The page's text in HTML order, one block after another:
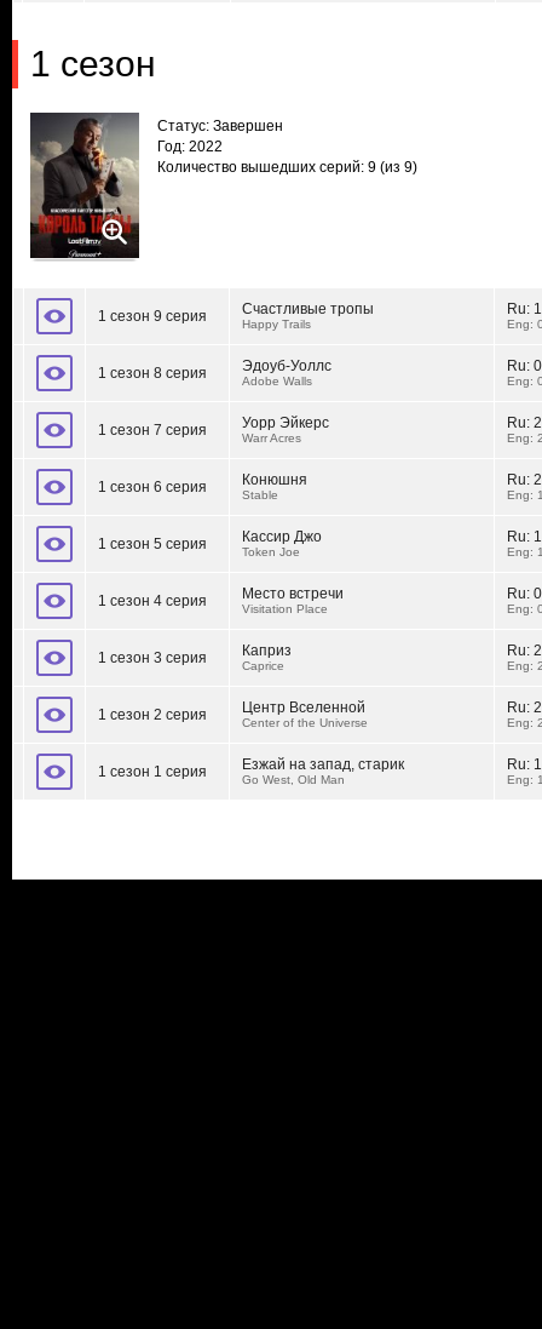
1 сезон
Статус: Завершен
Год: 2022
Количество вышедших серий: 9 (из 9)
1 сезон 9 серия Счастливые тропы
Happy Trails
Ru:
Eng:
1 сезон 8 серия Эдоуб-Уоллс
Adobe Walls
Ru:
Eng:
1 сезон 7 серия Уорр Эйкерс
Warr Acres
Ru:
Eng:
1 сезон 6 серия Конюшня
Stable
Ru:
Eng:
1 сезон 5 серия Кассир Джо
Token Joe
Ru:
Eng:
1 сезон 4 серия Место встречи
Visitation Place
Ru:
Eng:
1 сезон 3 серия Каприз
Caprice
Ru:
Eng:
1 сезон 2 серия Центр Вселенной
Center of the Universe
Ru:
Eng:
1 сезон 1 серия Езжай на запад, старик
Go West, Old Man
Ru:
Eng: